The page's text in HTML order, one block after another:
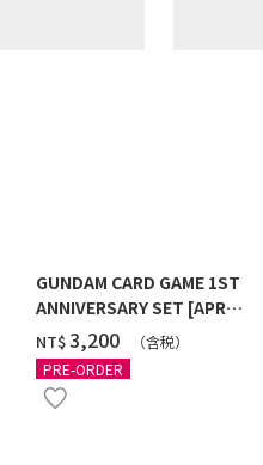
GUNDAM CARD GAME 1ST
ANNIVERSARY SET [APR
2027 DELIVERY]
NT$‌3,200
（含税）
PRE-ORDER